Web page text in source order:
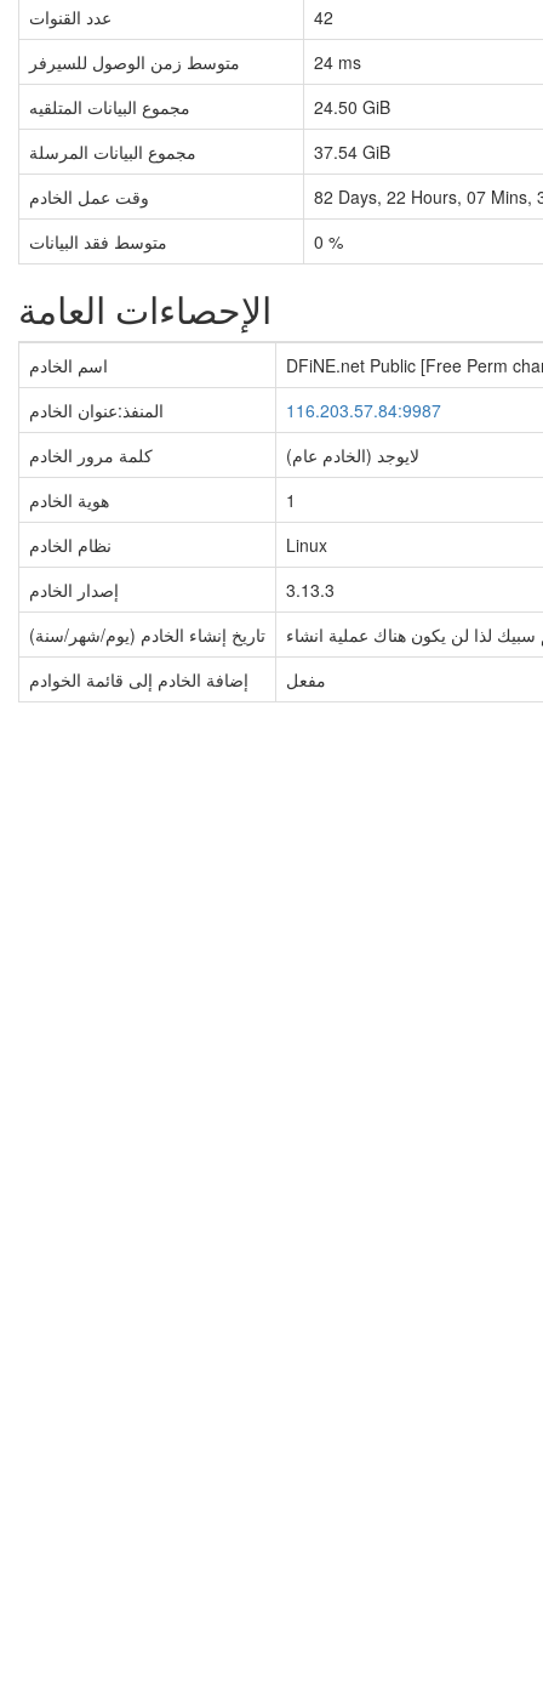
عدد القنوات
42
متوسط زمن الوصول للسيرفر
24 ms
مجموع البيانات المتلقيه
24.50 GiB
مجموع البيانات المرسلة
37.54 GiB
وقت عمل الخادم
82 Days, 22 Hours, 07 Mins,
متوسط فقد البيانات
0 %
الإحصاءات العامة
اسم الخادم
DFiNE.net Public [Free Perm
المنفذ:عنوان الخادم
116.203.57.84:9987
كلمة مرور الخادم
(لايوجد (الخادم عام
هوية الخادم
1
نظام الخادم
Linux
إصدار الخادم
3.13.3
(تاريخ إنشاء الخادم (يوم/شهر/سنة
سبيك لذا لن يكون هناك عملية انشاء
إضافة الخادم إلى قائمة الخوادم
مفعل